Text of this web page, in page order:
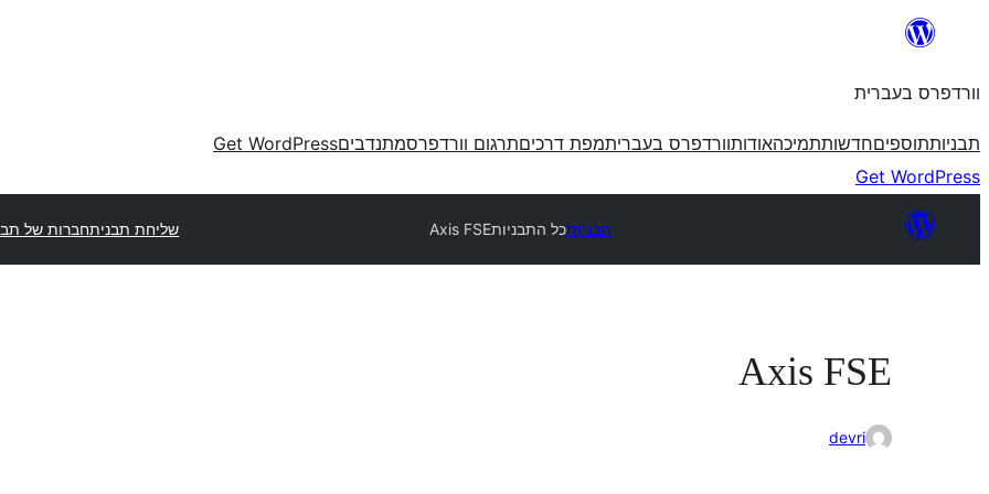
וורדפרס בעברית
תבניותתוספיםחדשותתמיכהאודותוורדפרס בעבריתמפת דרכיםתרגום וורדפרסמתנדביםGet WordPress
Get WordPress
תבניותכל התבניותAxis FSE שליחת תבניתחברות של
Axis FSE
devri